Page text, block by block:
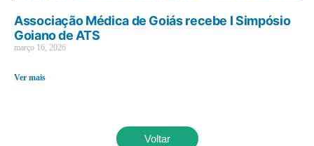
Associação Médica de Goiás recebe I Simpósio
Goiano de ATS
março 16, 2026
Ver mais
Voltar